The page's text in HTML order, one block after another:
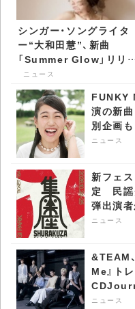
シンガー・ソングライタ
ー“大和田慧”、新曲
「Summer Glow」リリ
ス - CDJournal ニュー
ニュース
FUNKY
演の新
別企画
ニュース
新フェ
定 民謡
弾出演
ニュース
&TEAM
Me』ト
ニュース